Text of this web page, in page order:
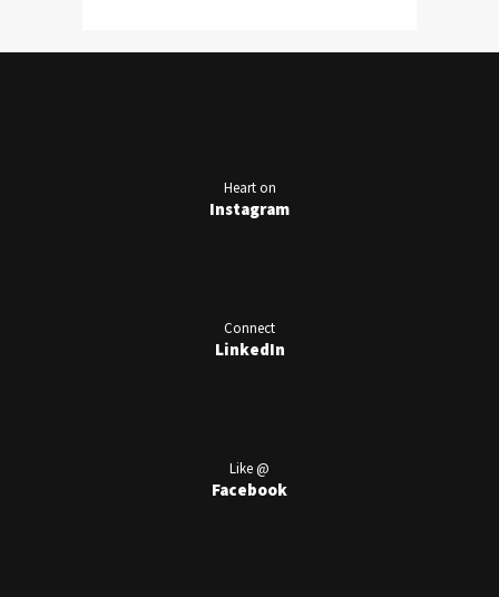
Heart on
Instagram
Connect
LinkedIn
Like @
Facebook